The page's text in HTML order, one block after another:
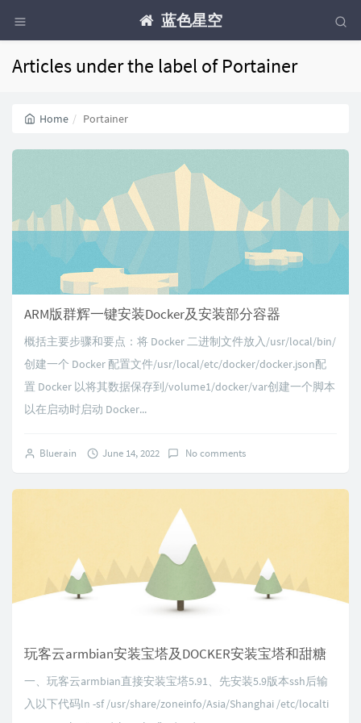
蓝色星空
Articles under the label of Portainer
Home Portainer
ARM版群辉一键安装Docker及安装部分容器
概括主要步骤和要点：将 Docker 二进制文件放入/usr/local/bin/
创建一个 Docker 配置文件/usr/local/etc/docker/docker.json配
置 Docker 以将其数据保存到/volume1/docker/var创建一个脚本
以在启动时启动 Docker...
Bluerain June 14, 2022 No comments
玩客云armbian安装宝塔及DOCKER安装宝塔和甜糖
一、玩客云armbian直接安装宝塔5.91、先安装5.9版本ssh后输
入以下代码ln -sf /usr/share/zoneinfo/Asia/Shanghai /etc/localti